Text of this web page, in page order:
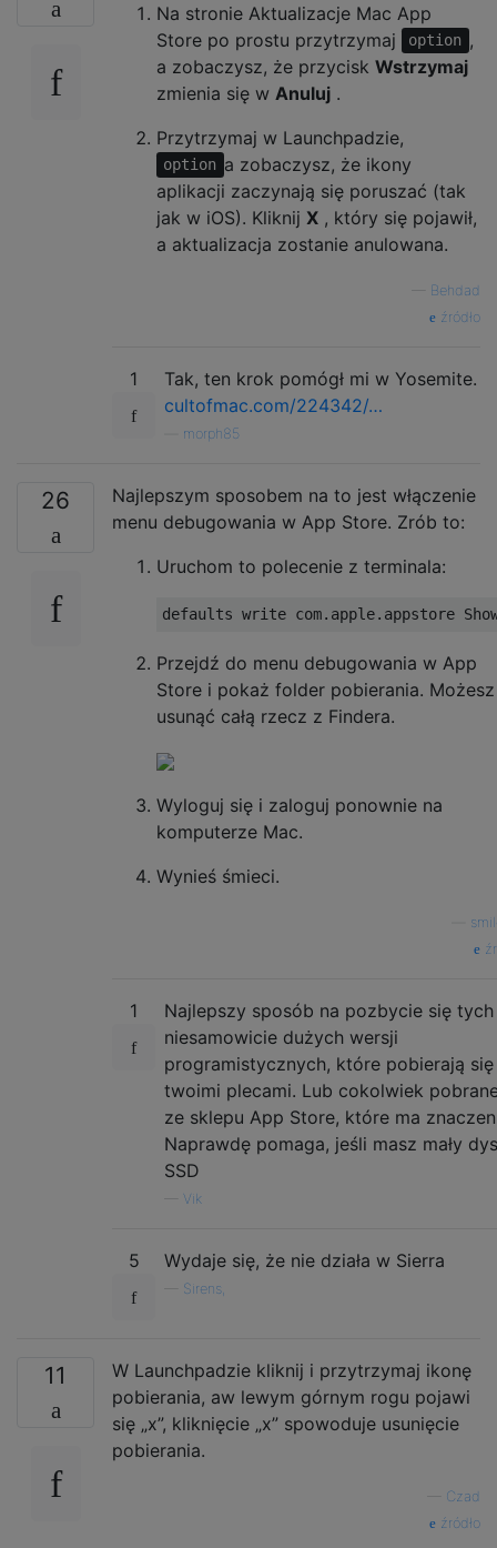
Na stronie Aktualizacje Mac App
Store po prostu przytrzymaj
option
,
a zobaczysz, że przycisk Wstrzymaj
zmienia się w Anuluj .
Przytrzymaj w Launchpadzie,
option a zobaczysz, że ikony
aplikacji zaczynają się poruszać (tak
jak w iOS). Kliknij X , który się pojawił,
a aktualizacja zostanie anulowana.
Behdad
źródło
1
Tak, ten krok pomógł mi w Yosemite.
cultofmac.com/224342/…
morph85
26
Najlepszym sposobem na to jest włączenie
menu debugowania w App Store. Zrób to:
Uruchom to polecenie z terminala:
Przejdź do menu debugowania w App
Store i pokaż folder pobierania. Możesz
usunąć całą rzecz z Findera.
Wyloguj się i zaloguj ponownie na
komputerze Mac.
Wynieś śmieci.
1
Najlepszy sposób na pozbycie się tych
niesamowicie dużych wersji
programistycznych, które pobierają
twoimi plecami. Lub cokolwiek
ze sklepu App Store, które ma
Naprawdę pomaga, jeśli masz mały
SSD
Vik
5 Wydaje się, że nie działa w Sierra
Sirens,
11
W Launchpadzie kliknij i przytrzymaj ikonę
pobierania, aw lewym górnym rogu pojawi
się „x”, kliknięcie „x” spowoduje usunięcie
pobierania.
Czad
źródło